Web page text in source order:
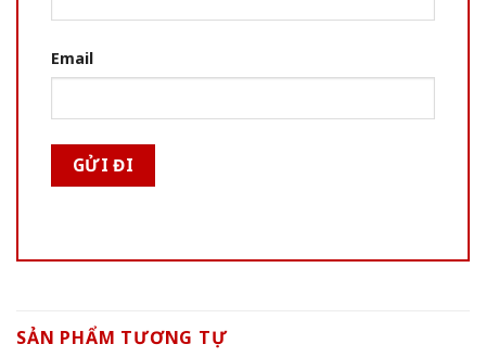
Email
SẢN PHẨM TƯƠNG TỰ